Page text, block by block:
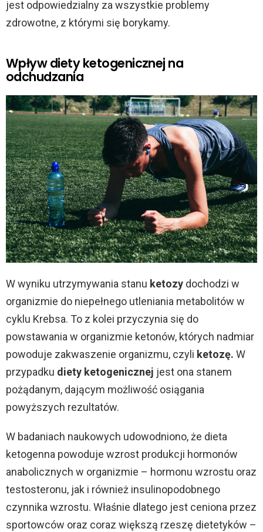
jest odpowiedzialny za wszystkie problemy
zdrowotne, z którymi się borykamy.
Wpływ diety ketogenicznej na
odchudzania
W wyniku utrzymywania stanu ketozy dochodzi w
organizmie do niepełnego utleniania metabolitów w
cyklu Krebsa. To z kolei przyczynia się do
powstawania w organizmie ketonów, których nadmiar
powoduje zakwaszenie organizmu, czyli ketozę. W
przypadku diety ketogenicznej jest ona stanem
pożądanym, dającym możliwość osiągania
powyższych rezultatów.
W badaniach naukowych udowodniono, że dieta
ketogenna powoduje wzrost produkcji hormonów
anabolicznych w organizmie – hormonu wzrostu oraz
testosteronu, jak i również insulinopodobnego
czynnika wzrostu. Właśnie dlatego jest ceniona przez
sportowców oraz coraz większą rzeszę dietetyków –